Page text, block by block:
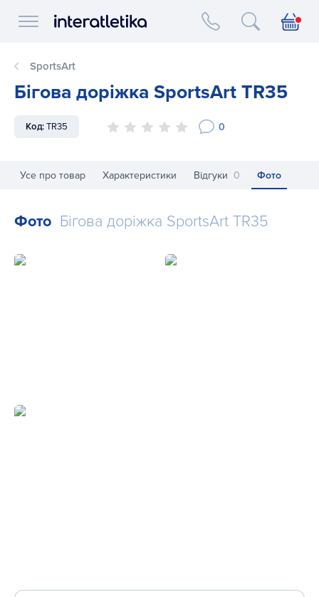
Interatletika logo
SportsArt
Бігова доріжка SportsArt TR35
Код:TR35 0
Усе про товар Характеристики Відгуки 0 Фото
Фото Бігова доріжка SportsArt TR35